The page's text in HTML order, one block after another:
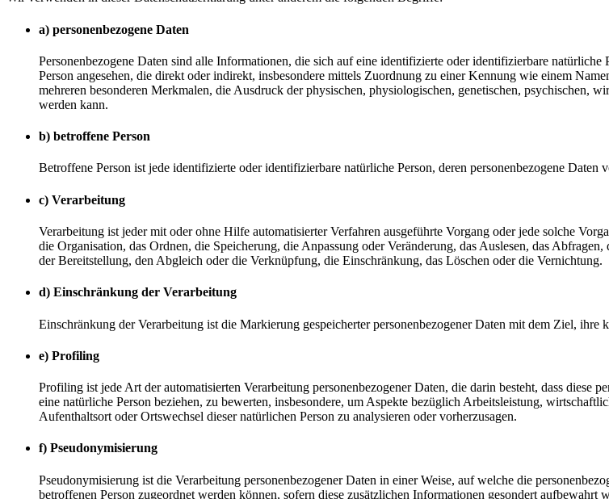
a) personenbezogene Daten
Personenbezogene Daten sind alle Informationen, die sich auf eine identifizierte oder identifizierbare
Person angesehen, die direkt oder indirekt, insbesondere mittels Zuordnung zu einer Kennung wie einem
mehreren besonderen Merkmalen, die Ausdruck der physischen, physiologischen, genetischen, psychischen,
werden kann.
b) betroffene Person
Betroffene Person ist jede identifizierte oder identifizierbare natürliche Person, deren personenbezogene
c) Verarbeitung
Verarbeitung ist jeder mit oder ohne Hilfe automatisierter Verfahren ausgeführte Vorgang oder jede solche
die Organisation, das Ordnen, die Speicherung, die Anpassung oder Veränderung, das Auslesen, das
der Bereitstellung, den Abgleich oder die Verknüpfung, die Einschränkung, das Löschen oder die Vernichtung.
d) Einschränkung der Verarbeitung
Einschränkung der Verarbeitung ist die Markierung gespeicherter personenbezogener Daten mit dem Ziel, ihre
e) Profiling
Profiling ist jede Art der automatisierten Verarbeitung personenbezogener Daten, die darin besteht, dass diese
eine natürliche Person beziehen, zu bewerten, insbesondere, um Aspekte bezüglich Arbeitsleistung,
Aufenthaltsort oder Ortswechsel dieser natürlichen Person zu analysieren oder vorherzusagen.
f) Pseudonymisierung
Pseudonymisierung ist die Verarbeitung personenbezogener Daten in einer Weise, auf welche die
betroffenen Person zugeordnet werden können, sofern diese zusätzlichen Informationen gesondert